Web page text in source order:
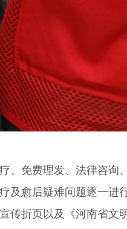
免费理发、法律咨询
及愈后疑难问题逐一进
传折页以及《河南省文